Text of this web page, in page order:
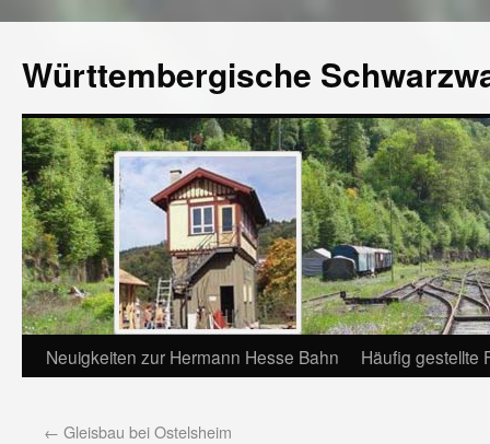
Württembergische
Neuigkeiten zur Hermann Hesse Bahn Häufig gestellte
← Gleisbau bei Ostelsheim